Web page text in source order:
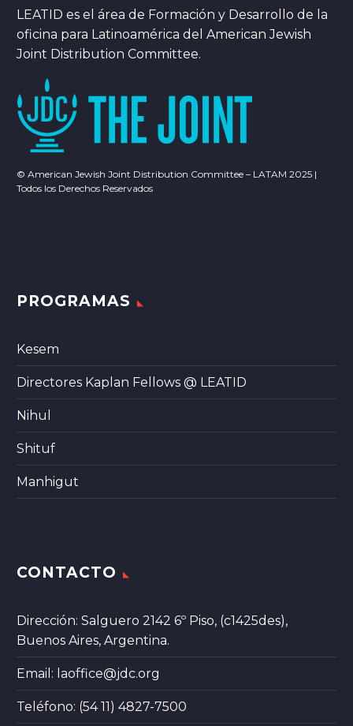
LEATID es el área de Formación y Desarrollo de la
oficina para Latinoamérica del American Jewish
Joint Distribution Committee.
© American Jewish Joint Distribution Committee – LATAM 2025 |
Todos los Derechos Reservados
PROGRAMAS
Kesem
Directores Kaplan Fellows @ LEATID
Nihul
Shituf
Manhigut
CONTACTO
Dirección: Salguero 2142 6º Piso, (c1425des),
Buenos Aires, Argentina.
Email: laoffice@jdc.org
Teléfono: (54 11) 4827-7500